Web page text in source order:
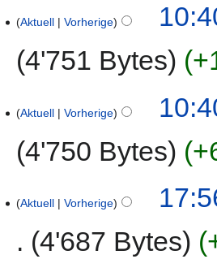
Aktuell Vorherige
4'751 Bytes
Aktuell Vorherige
4'750 Bytes
Aktuell Vorherige
4'687 Bytes